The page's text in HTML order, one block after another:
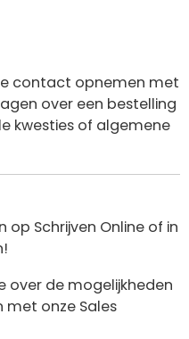
contact opnemen met
over een bestelling
kwesties of algemene
Schrijven Online of in
over de mogelijkheden
onze Sales